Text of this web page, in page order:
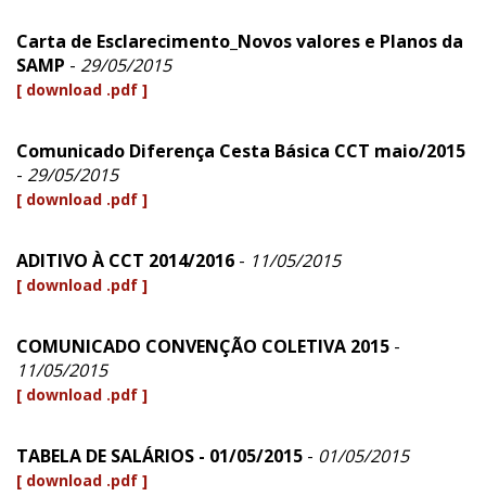
Carta de Esclarecimento_Novos valores e Planos da
SAMP - 29/05/2015
[ download .pdf ]
Comunicado Diferença Cesta Básica CCT maio/2015
- 29/05/2015
[ download .pdf ]
ADITIVO À CCT 2014/2016 - 11/05/2015
[ download .pdf ]
COMUNICADO CONVENÇÃO COLETIVA 2015 -
11/05/2015
[ download .pdf ]
TABELA DE SALÁRIOS - 01/05/2015 - 01/05/2015
[ download .pdf ]